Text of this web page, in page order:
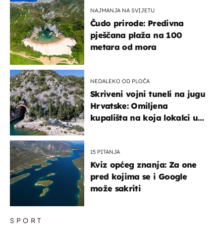
SPORT
NAJMANJA NA SVIJETU
Čudo prirode: Predivna
pješčana plaža na 100
metara od mora
NEDALEKO OD PLOČA
Skriveni vojni tuneli na jugu
Hrvatske: Omiljena
kupališta na koja lokalci u
15 PITANJA
Kviz općeg znanja: Za one
pred kojima se i Google
može sakriti